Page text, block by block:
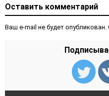
Оставить комментарий
Ваш e-mail не будет